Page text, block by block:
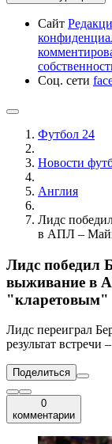
Сайт
Соц. сети
Футбол 24
Новости
Англия
Лидс
в АПЛ –
Лидс победил
выживание в
"кларетовым"
Лидс переиграл
результат
Поделиться
0
комментарии